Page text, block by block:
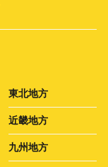
東北地方
近畿地方
九州地方